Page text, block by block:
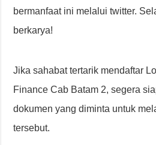
bermanfaat ini melalui twitter.
berkarya!
Jika sahabat tertarik mendaftar
Finance Cab Batam 2, segera
dokumen yang diminta untuk
tersebut.